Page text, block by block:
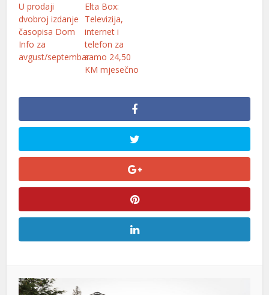
U prodaji
dvobroj izdanje
časopisa Dom
Info za
avgust/septembar
Elta Box:
Televizija,
internet i
telefon za
samo 24,50
KM mjesečno